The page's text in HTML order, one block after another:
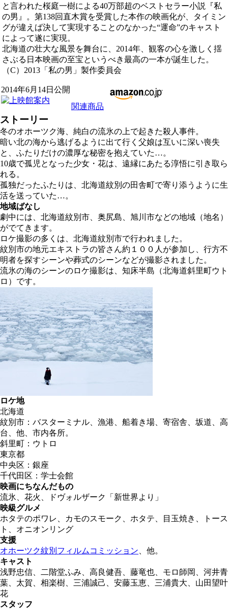
と言われた桜庭一樹による40万部超のベストセラー小説『私
の男』。第138回直木賞を受賞した本作の映画化が、タイミン
グが違えば決して実現することのなかった“運命”のキャスト
によって遂に実現。
北海道の壮大な風景を舞台に、2014年、観客の心を激しく揺
さぶる日本映画の至宝というべき最高の一本が誕生した。
（C）2013「私の男」製作委員会
2014年6月14日公開
関連商品
ストーリー
冬のオホーツク海、純白の流氷の上で起きた殺人事件。
暗い北の海から逃げるように出て行く父娘は互いに深い喪失
と、ふたりだけの濃厚な秘密を抱えていた…。
10歳で孤児となった少女・花は、遠縁にあたる淳悟に引き取ら
れる。
孤独だったふたりは、北海道紋別の田舎町で寄り添うように生
活を送っていた…。
地域ばなし
劇中には、北海道紋別市、奥尻島、旭川市などの地域（地名）
がでてきます。
ロケ撮影の多くは、北海道紋別市で行われました。
紋別市の地元エキストラの皆さん約１００人が参加し、行方不
明者を探すシーンや葬式のシーンなどが撮影されました。
流氷の海のシーンのロケ撮影は、知床半島（北海道斜里町ウト
ロ）です。
ロケ地
北海道
紋別市：バスターミナル、漁港、船着き場、寄宿舎、坂道、高
台、他、市内各所。
斜里町：ウトロ
東京都
中央区：銀座
千代田区：学士会館
映画にちなんだもの
流氷、花火、ドヴォルザーク「新世界より」
映級グルメ
ホタテのポワレ、カモのスモーク、ホタテ、目玉焼き、トース
ト、オニオンリング
支援
オホーツク紋別フィルムコミッション 、他。
キャスト
浅野忠信、二階堂ふみ、高良健吾、藤竜也、モロ師岡、河井青
葉、太賀、相楽樹、三浦誠己、安藤玉恵、三浦貴大、山田望叶
花
スタッフ